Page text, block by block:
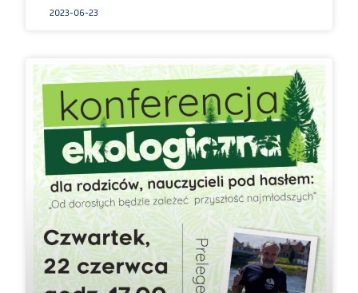
2023-06-23